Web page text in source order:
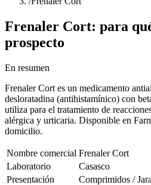
Frenaler Cort: para
prospecto
En resumen
Frenaler Cort es un medicamento
desloratadina (antihistamínico) con
utiliza para el tratamiento de
alérgica y urticaria. Disponible en
domicilio.
Nombre comercial Frenaler Cort
Laboratorio
Casasco
Presentación
Comprimidos /